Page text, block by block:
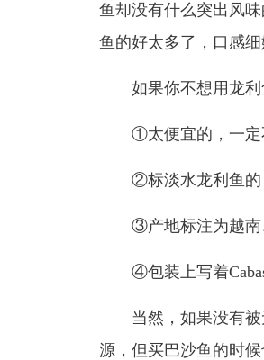
鱼却没有什么突出风
鱼的好太多了，口感
如果你不想用龙利
①太便宜的，一定
②标淡水龙利鱼的
③产地标注为越南、
④包装上写着Cabasa
当然，如果没有被
源，但买巴沙鱼的时